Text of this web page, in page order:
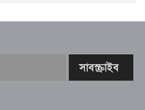
লিখলেন উত্তরপত্র
পিস ট্যাপেন্টাডল ট্যাবলেটসহ